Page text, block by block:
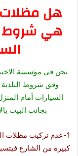
هل مظلات
هي شروط
نحن فى مؤسسة
وفق شروط
السيارات أمام
بجانب البيت
1-عدم تركيب مظلات
كبيرة من الشارع